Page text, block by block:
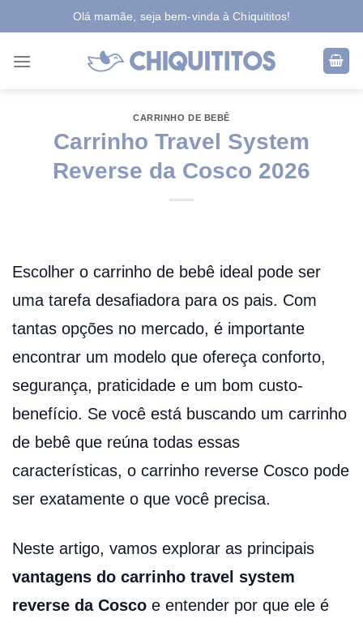
to
Olá mamãe, seja bem-vinda à Chiquititos!
CARRINHO DE BEBÊ
Carrinho Travel System
Reverse da Cosco 2026
Escolher o carrinho de bebê ideal pode ser
uma tarefa desafiadora para os pais. Com
tantas opções no mercado, é importante
encontrar um modelo que ofereça conforto,
segurança, praticidade e um bom custo-
benefício. Se você está buscando um carrinho
de bebê que reúna todas essas
características, o carrinho reverse Cosco pode
ser exatamente o que você precisa.
Neste artigo, vamos explorar as principais
vantagens do carrinho travel system
reverse da Cosco e entender por que ele é